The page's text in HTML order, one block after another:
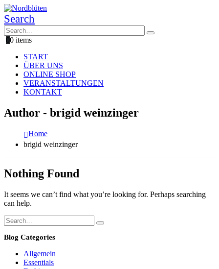
Search
00 items
START
ÜBER UNS
ONLINE SHOP
VERANSTALTUNGEN
KONTAKT
Author - brigid weinzinger
Home
brigid weinzinger
Nothing Found
It seems we can’t find what you’re looking for. Perhaps searching
can help.
Blog Categories
Allgemein
Essentials